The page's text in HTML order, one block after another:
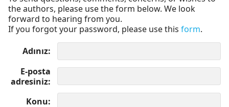
the authors, please use the form below. We look
forward to hearing from you.
If you forgot your password, please use this form.
Adınız
E-posta
adresiniz
Konu